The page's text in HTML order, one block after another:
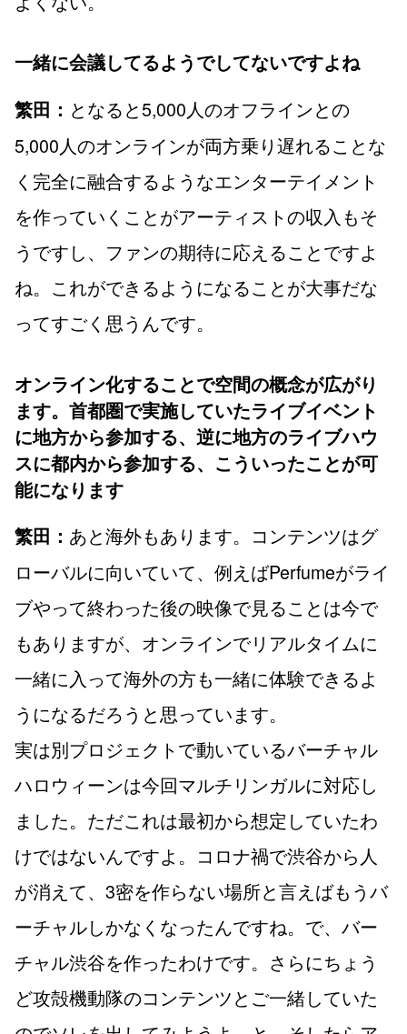
一緒に会議してるようでしてないですよね
繁田： となると5,000人のオフラインとの
5,000人のオンラインが両方乗り遅れることな
く完全に融合するようなエンターテイメント
を作っていくことがアーティストの収入もそ
うですし、ファンの期待に応えることですよ
ね。これができるようになることが大事だな
ってすごく思うんです。
オンライン化することで空間の概念が広がり
ます。首都圏で実施していたライブイベント
に地方から参加する、逆に地方のライブハウ
スに都内から参加する、こういったことが可
能になります
繁田： あと海外もあります。コンテンツはグ
ローバルに向いていて、例えばPerfumeがライ
ブやって終わった後の映像で見ることは今で
もありますが、オンラインでリアルタイムに
一緒に入って海外の方も一緒に体験できるよ
うになるだろうと思っています。
実は別プロジェクトで動いているバーチャル
ハロウィーンは今回マルチリンガルに対応し
ました。ただこれは最初から想定していたわ
けではないんですよ。コロナ禍で渋谷から人
が消えて、3密を作らない場所と言えばもうバ
ーチャルしかなくなったんですね。で、バー
チャル渋谷を作ったわけです。さらにちょう
ど攻殻機動隊のコンテンツとご一緒していた